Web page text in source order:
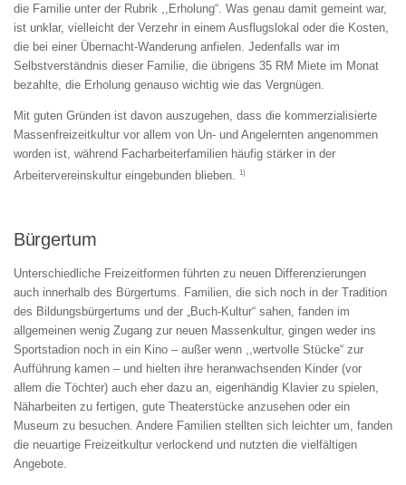
die Familie unter der Rubrik ,,Erholung“. Was genau damit gemeint war,
ist unklar, vielleicht der Verzehr in einem Ausflugslokal oder die Kosten,
die bei einer Übernacht-Wanderung anfielen. Jedenfalls war im
Selbstverständnis dieser Familie, die übrigens 35 RM Miete im Monat
bezahlte, die Erholung genauso wichtig wie das Vergnügen.
Mit guten Gründen ist davon auszugehen, dass die kommerzialisierte
Massenfreizeitkultur vor allem von Un- und Angelernten angenommen
worden ist, während Facharbeiterfamilien häufig stärker in der
Arbeitervereinskultur eingebunden blieben. 1)
Bürgertum
Unterschiedliche Freizeitformen führten zu neuen Differenzierungen
auch innerhalb des Bürgertums. Familien, die sich noch in der Tradition
des Bildungsbürgertums und der „Buch-Kultur“ sahen, fanden im
allgemeinen wenig Zugang zur neuen Massenkultur, gingen weder ins
Sportstadion noch in ein Kino – außer wenn ,,wertvolle Stücke“ zur
Aufführung kamen – und hielten ihre heranwachsenden Kinder (vor
allem die Töchter) auch eher dazu an, eigenhändig Klavier zu spielen,
Näharbeiten zu fertigen, gute Theaterstücke anzusehen oder ein
Museum zu besuchen. Andere Familien stellten sich leichter um, fanden
die neuartige Freizeitkultur verlockend und nutzten die vielfältigen
Angebote.